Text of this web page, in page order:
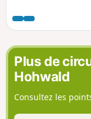
la pente initiale est
longue (près de
premiers
Plus de
Hohwald
Consultez les